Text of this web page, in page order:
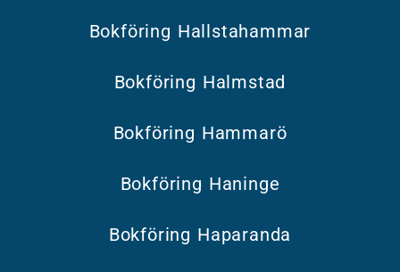
Bokföring Hallstahammar
Bokföring Halmstad
Bokföring Hammarö
Bokföring Haninge
Bokföring Haparanda